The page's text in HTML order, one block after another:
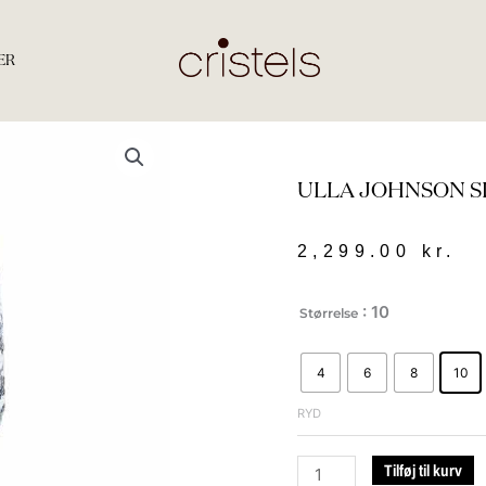
ULLA JOHNSON
2,299.00 kr.
Størrelse : 10
4 6 8 10
RYD
Siena
Cotton
Top
ciel
antal
Tilføj til kurv